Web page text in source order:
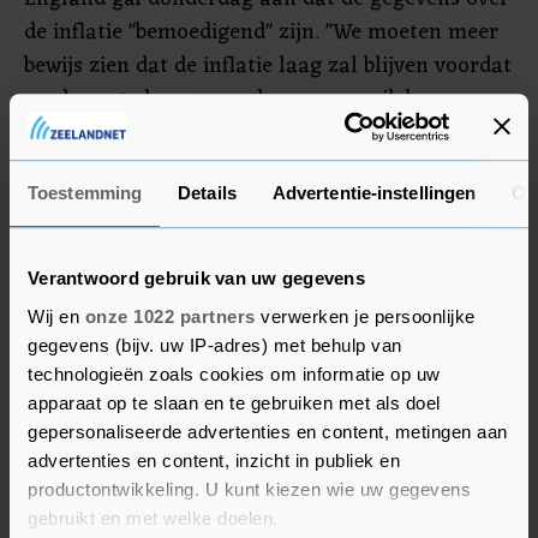
Toestemming Details Advertentie-instellingen
Verantwoord gebruik van uw gegevens
Wij en onze 1022 partners verwerken je persoonlijke
gegevens (bijv. uw IP-adres) met behulp van
technologieën zoals cookies om informatie op uw
apparaat op te slaan en te gebruiken met als doel
gepersonaliseerde advertenties en content, metingen aan
advertenties en content, inzicht in publiek en
productontwikkeling. U kunt kiezen wie uw gegevens
gebruikt en met welke doelen.
de inflatie "bemoedigend" zijn. "We moeten meer
bewijs zien dat de inflatie laag zal blijven voordat
we de rente kunnen verlagen, maar ik ben
optimistisch dat de zaken de goede kant op
gaan", aldus Bailey.
De Britse centrale bank verlaagde ook de
inflatievooruitzichten voor de komende jaren en
kwam met nieuwe groeiverwachtingen. Voor dit
jaar rekent de centrale bank nu op een
economische groei van 0,5 procent, tegen een
eerdere groeivoorspelling van 0,25 procent. Ook
is het volgens de centrale bank waarschijnlijk dat
de Britse economie de recessie in de tweede